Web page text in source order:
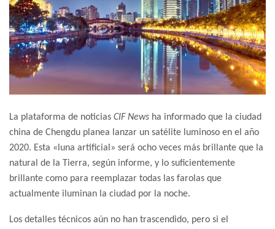
La plataforma de noticias CIF News ha informado que la ciudad
china de Chengdu planea lanzar un satélite luminoso en el año
2020. Esta «luna artificial» será ocho veces más brillante que la
natural de la Tierra, según informe, y lo suficientemente
brillante como para reemplazar todas las farolas que
actualmente iluminan la ciudad por la noche.
Los detalles técnicos aún no han trascendido, pero si el